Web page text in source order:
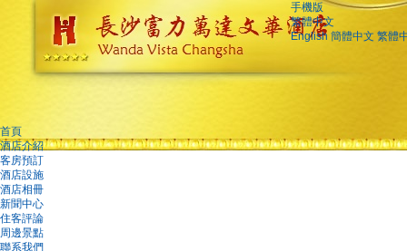
手機版
繁體中文
English 簡體中文 繁體
首頁
酒店介紹
客房預訂
酒店設施
酒店相冊
新聞中心
住客評論
周邊景點
聯系我們